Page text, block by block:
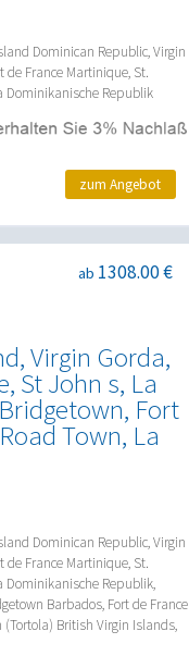
Dominican Republic, Virgin
France Martinique, St.
Dominikanische Republik
zum Angebot
Virgin Gorda,
St John s, La
Fort
Town, La
ab 1308.00 €
Dominican Republic, Virgin
France Martinique, St.
Dominikanische Republik,
Barbados, Fort de France
British Virgin Islands,